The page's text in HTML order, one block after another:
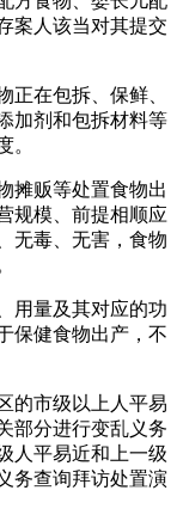
案人该当对其提交
在包拆、保鲜、
加剂和包拆材料等
。
贩等处置食物出
规模、前提相顺应
无毒、无害，食物
量及其对应的功
保健食物出产，不
市级以上人平易
部分进行变乱义务
人平易近和上一级
务查询拜访处置演